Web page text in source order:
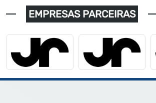
EMPRESAS PARCEIRAS